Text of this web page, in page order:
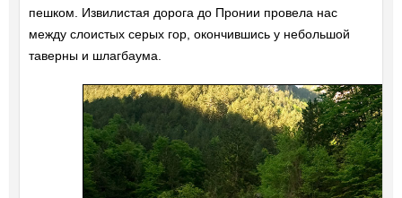
пешком. Извилистая дорога до Пронии провела нас
между слоистых серых гор, окончившись у небольшой
таверны и шлагбаума.